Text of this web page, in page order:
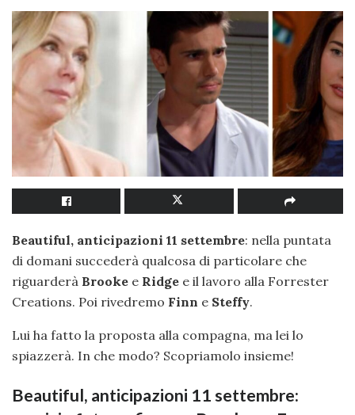
Beautiful, anticipazioni 11 settembre: nella puntata
di domani succederà qualcosa di particolare che
riguarderà Brooke e Ridge e il lavoro alla Forrester
Creations. Poi rivedremo Finn e Steffy.
Lui ha fatto la proposta alla compagna, ma lei lo
spiazzerà. In che modo? Scopriamolo insieme!
Beautiful, anticipazioni 11 settembre: